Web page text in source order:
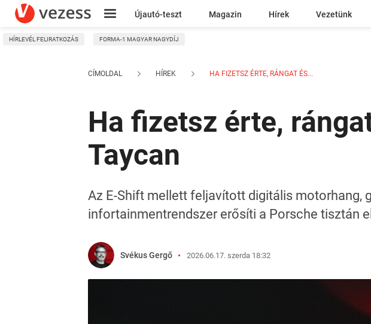
Újautó-teszt Magazin Hírek Vezetünk
Kresz
HÍRLEVÉL FELIRATKOZÁS FORMA-1 MAGYAR NAGYDÍJ
CÍMOLDAL HÍREK HA FIZETSZ ÉRTE, RÁNGAT ÉS...
Ha fizetsz érte,
Taycan
Az E-Shift mellett feljavított digitális motorhang,
infortainmentrendszer erősíti a Porsche tisztán
Svékus Gergő 2026.06.17. szerda 18:32